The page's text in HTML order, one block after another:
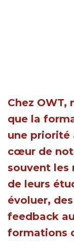
Chez OWT,
que la
une priorité
cœur de
souvent les
de leurs
évoluer,
feedback
formations